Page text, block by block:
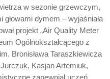
w sezonie grzewczym,
dymem – wyjaśniała
projekt „Air Quality Meter
Ogólnokształcącego z
Bronisława Taraszkiewicza
Kasjan Artemiuk,